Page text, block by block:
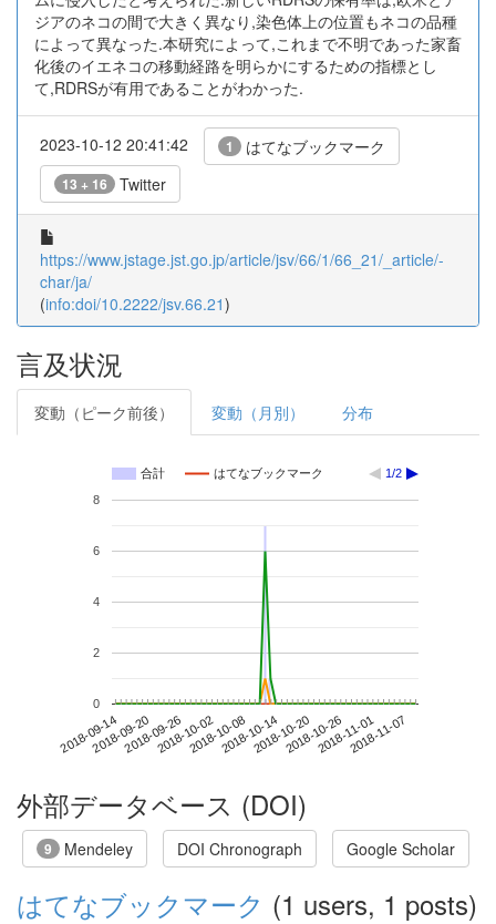
ジアのネコの間で大きく異なり,染色体上の位置もネコの品種
によって異なった.本研究によって,これまで不明であった家畜
化後のイエネコの移動経路を明らかにするための指標とし
て,RDRSが有用であることがわかった.
2023-10-12 20:41:42 1 はてなブックマーク
13 + 16 Twitter
https://www.jstage.jst.go.jp/article/jsv/66/1/66_21/_article/-
char/ja/
(info:doi/10.2222/jsv.66.21)
言及状況
変動（ピーク前後） 変動（月別） 分布
合計 はてなブックマーク 1/2
2018-09-142018-09-202018-09-262018-10-022018-10-082018-10-142018-10-202018-10-262018-11-012018-11-07
0
2
4
6
8
外部データベース (DOI)
9 Mendeley DOI Chronograph Google Scholar
はてなブックマーク (1 users, 1 posts)